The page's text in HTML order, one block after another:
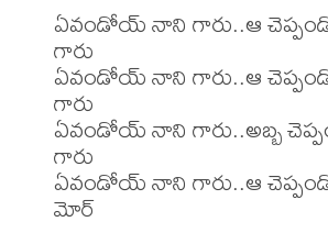
ఏవండోయ్ నాని గారు..ఆ
గారు
ఏవండోయ్ నాని గారు..ఆ
గారు
ఏవండోయ్ నాని గారు..అబ్బ
గారు
ఏవండోయ్ నాని గారు..ఆ
మోర్